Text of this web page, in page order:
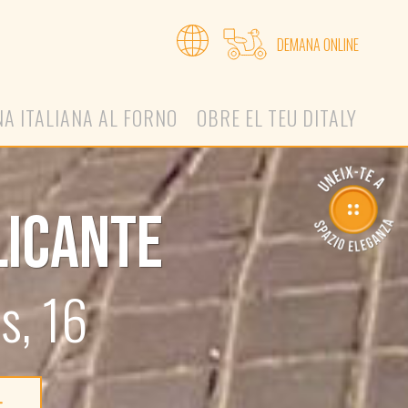
DEMANA ONLINE
ITALIANA AL FORNO OBRE EL TEU DITALY
16